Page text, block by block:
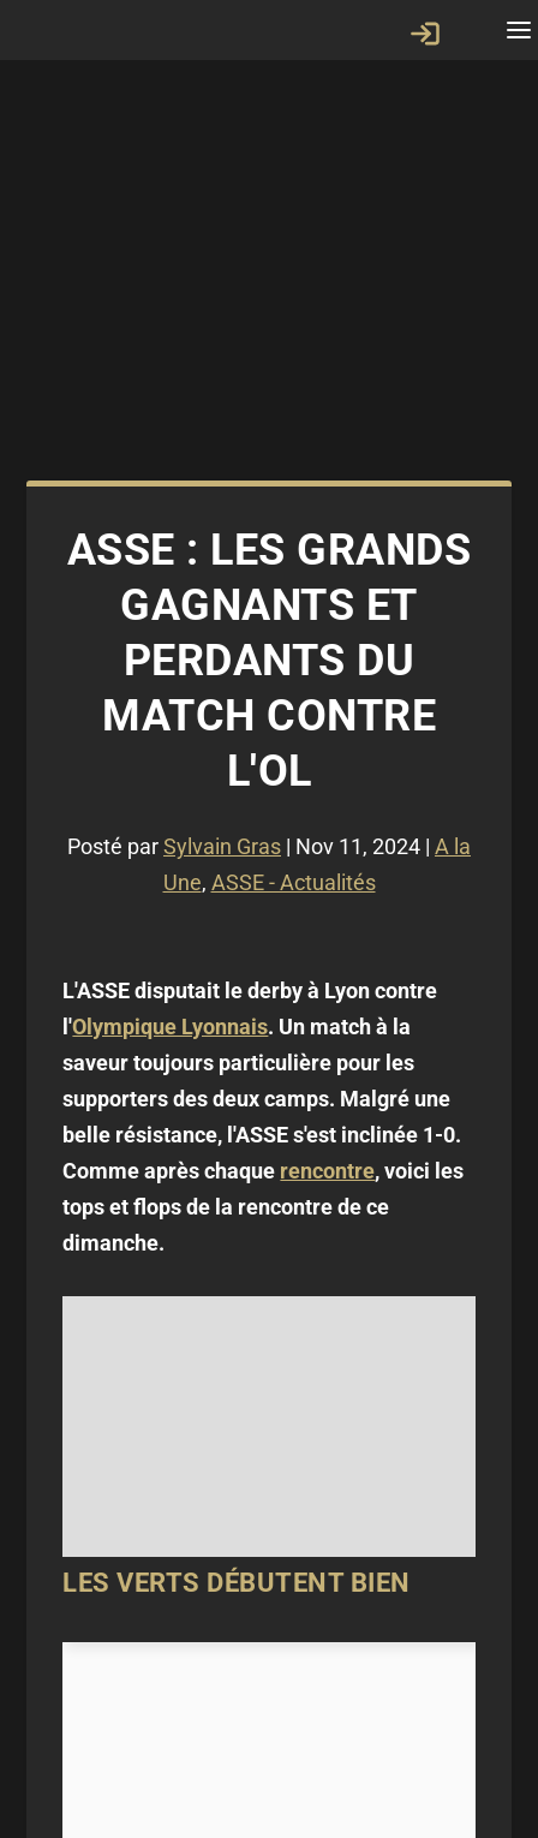
ASSE : LES GRANDS
GAGNANTS ET
PERDANTS DU
MATCH CONTRE
L'OL
Posté parSylvain Gras | Nov 11, 2024 | A la
Une, ASSE - Actualités
L'ASSE disputait le derby à Lyon contre
l'Olympique Lyonnais. Un match à la
saveur toujours particulière pour les
supporters des deux camps. Malgré une
belle résistance, l'ASSE s'est inclinée 1-0.
Comme après chaque rencontre, voici les
tops et flops de la rencontre de ce
dimanche.
LES VERTS DÉBUTENT BIEN